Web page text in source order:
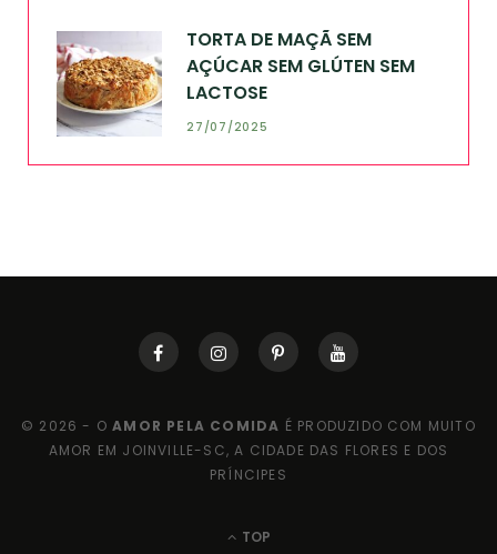
TORTA DE MAÇÃ SEM
AÇÚCAR SEM GLÚTEN SEM
LACTOSE
27/07/2025
© 2026 - OAMOR PELA COMIDA É PRODUZIDO COM MUITO
AMOR EM JOINVILLE-SC, A CIDADE DAS FLORES E DOS
PRÍNCIPES
TOP